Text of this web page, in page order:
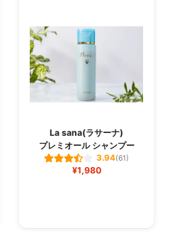
La sana(ラサーナ)
プレミオール シャンプー
3.94(61)
¥1,980